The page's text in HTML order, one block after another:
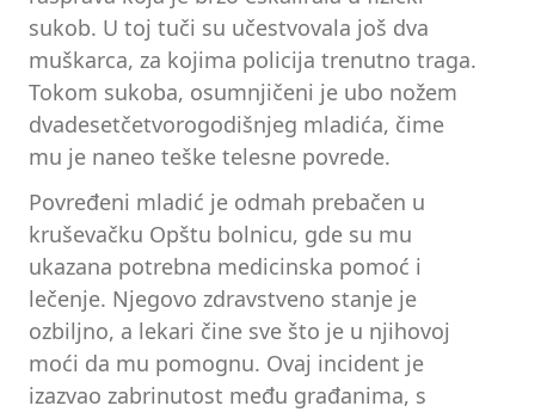
sukob. U toj tuči su učestvovala još dva
muškarca, za kojima policija trenutno traga.
Tokom sukoba, osumnjičeni je ubo nožem
dvadesetčetvorogodišnjeg mladića, čime
mu je naneo teške telesne povrede.
Povređeni mladić je odmah prebačen u
kruševačku Opštu bolnicu, gde su mu
ukazana potrebna medicinska pomoć i
lečenje. Njegovo zdravstveno stanje je
ozbiljno, a lekari čine sve što je u njihovoj
moći da mu pomognu. Ovaj incident je
izazvao zabrinutost među građanima, s